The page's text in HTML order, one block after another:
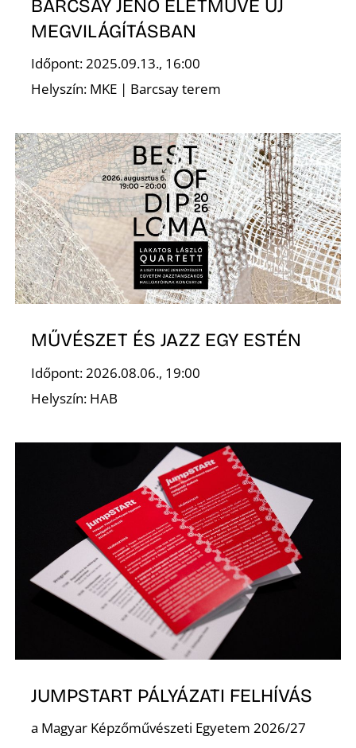
BARCSAY JENŐ ÉLETMŰVE ÚJ
MEGVILÁGÍTÁSBAN
Időpont: 2025.09.13., 16:00
Helyszín: MKE | Barcsay terem
MŰVÉSZET ÉS JAZZ EGY ESTÉN
Időpont: 2026.08.06., 19:00
Helyszín: HAB
JUMPSTART PÁLYÁZATI FELHÍVÁS
a Magyar Képzőművészeti Egyetem 2026/27